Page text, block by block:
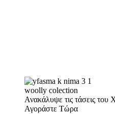
woolly colection
Ανακάλυψε τις τάσεις του
Αγοράστε Τώρα